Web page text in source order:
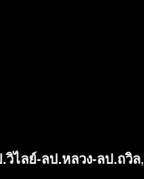
วิไลย์-ลป.หลวง-ลป.ถวิล,